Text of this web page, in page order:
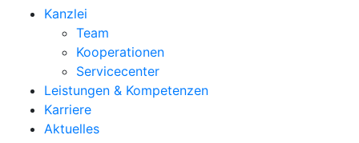
Kanzlei
Team
Kooperationen
Servicecenter
Leistungen & Kompetenzen
Karriere
Aktuelles